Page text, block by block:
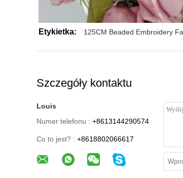
Etykietka: 125CM Beaded Embroidery
Szczegóły kontaktu
Louis
Numer telefonu : +8613144290574
Co to jest? : +8618802066617